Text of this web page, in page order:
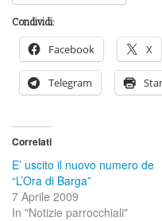
Condividi:
Facebook X
Telegram
Correlati
E’ uscito il nuovo numero de
“L’Ora di Barga”
7 Aprile 2009
In "Notizie parrocchiali"